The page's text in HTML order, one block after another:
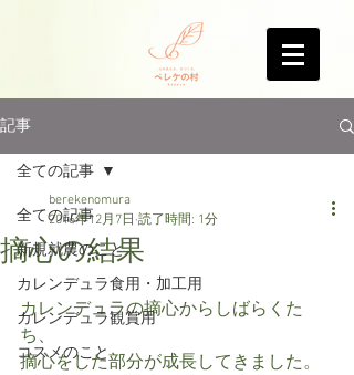
記事
全ての記事
新規就農のこと
カレンデュラ食用・加工用
カレンデュラ観賞用
コスメのこと
全ての記事
摘心の結果
berekenomura
2016年12月7日 読了時間: 1分
カレンデュラの摘心からしばらくた
ち、
摘心をした部分が成長してきました。